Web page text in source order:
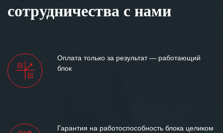
сотрудничества с нами
Оплата только за результат — работающий
блок
Гарантия на работоспособность блока целиком